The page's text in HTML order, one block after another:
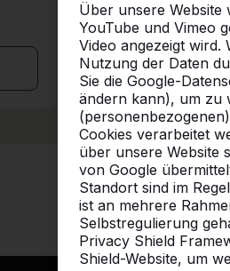
Über unsere Website
YouTube und Vimeo
Video angezeigt wird.
Nutzung der Daten
Sie die Google-
ändern kann), um zu
Cookies verarbeitet
über unsere Website
von Google
Standort sind im
ist an mehrere
Selbstregulierung
Privacy Shield
Shield-Website, um